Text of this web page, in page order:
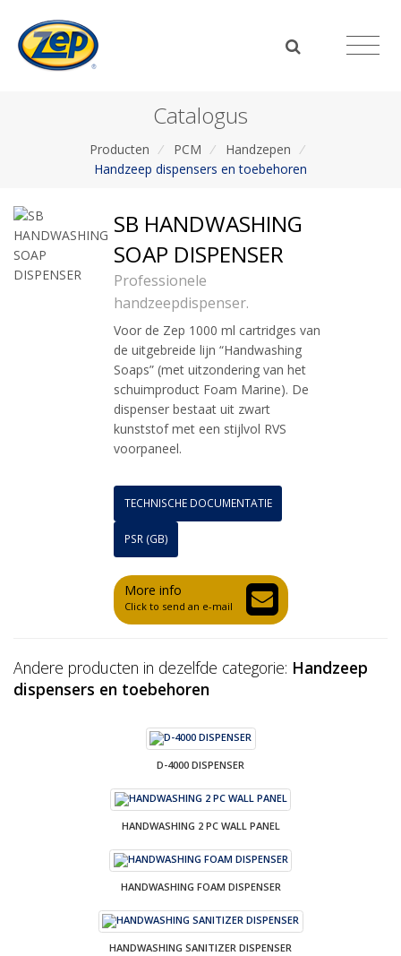
Catalogus
Producten / PCM / Handzepen /
Handzeep dispensers en toebehoren
SB HANDWASHING
SOAP DISPENSER
Professionele
handzeepdispenser.
Voor de Zep 1000 ml cartridges van
de uitgebreide lijn “Handwashing
Soaps” (met uitzondering van het
schuimproduct Foam Marine). De
dispenser bestaat uit zwart
kunststof met een stijlvol RVS
voorpaneel.
TECHNISCHE DOCUMENTATIE
PSR (GB)
More info
Click to send an e-mail
Andere producten in dezelfde categorie: Handzeep
dispensers en toebehoren
D-4000 DISPENSER
HANDWASHING 2 PC WALL PANEL
HANDWASHING FOAM DISPENSER
HANDWASHING SANITIZER DISPENSER